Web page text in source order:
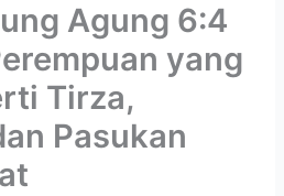
Agung 6:4
yang
Tirza,
Pasukan